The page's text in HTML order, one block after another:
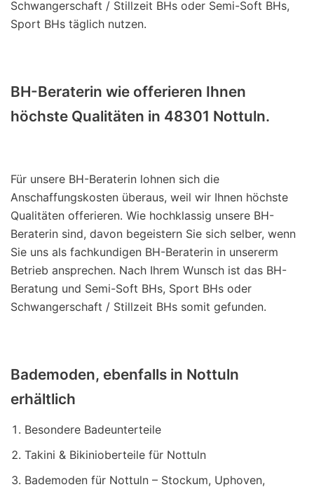
Schwangerschaft / Stillzeit BHs oder Semi-Soft BHs,
Sport BHs täglich nutzen.
BH-Beraterin wie offerieren Ihnen
höchste Qualitäten in 48301 Nottuln.
Für unsere BH-Beraterin lohnen sich die
Anschaffungskosten überaus, weil wir Ihnen höchste
Qualitäten offerieren. Wie hochklassig unsere BH-
Beraterin sind, davon begeistern Sie sich selber, wenn
Sie uns als fachkundigen BH-Beraterin in unsererm
Betrieb ansprechen. Nach Ihrem Wunsch ist das BH-
Beratung und Semi-Soft BHs, Sport BHs oder
Schwangerschaft / Stillzeit BHs somit gefunden.
Bademoden, ebenfalls in Nottuln
erhältlich
Besondere Badeunterteile
Takini & Bikinioberteile für Nottuln
Bademoden für Nottuln – Stockum, Uphoven,